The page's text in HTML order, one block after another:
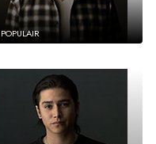
POPULAIR